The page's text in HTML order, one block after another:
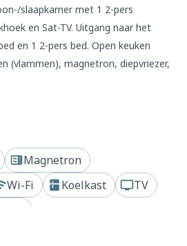
slaapkamer met 1 2-pers
en Sat-TV. Uitgang naar het
en 1 2-pers bed. Open keuken
(vlammen), magnetron, diepvriezer,
het huis. Maximaal 1 klein
IT030049B4Z355XWUO
van 3 verdiepingen. In
Magnetron
Wi-Fi Koelkast
TV